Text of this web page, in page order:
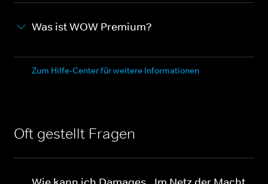
Was ist WOW Premium?
Zum Hilfe-Center für weitere Informationen
Oft gestellt Fragen